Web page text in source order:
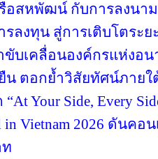
อสหพัฒน์ กับการลงนา
ลงทุน สู่การเติบโตระย
ขับเคลื่อนองค์กรแห่งอ
น ตอกย้ำวิสัยทัศน์ภายใต้
Your Side, Every
in Vietnam 2026 ดันค